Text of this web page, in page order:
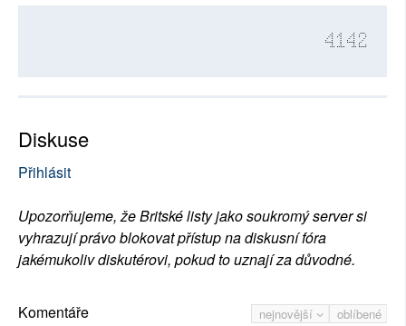
4142
Diskuse
Přihlásit
Upozorňujeme, že Britské listy jako soukromý server si
vyhrazují právo blokovat přístup na diskusní fóra
jakémukoliv diskutérovi, pokud to uznají za důvodné.
nejnovější oblíbené
Komentáře